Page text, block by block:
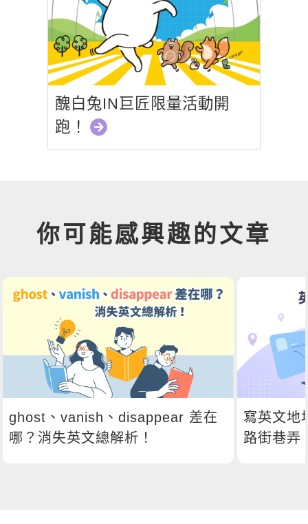
醜白兔IN巨匠限量活動開
跑！
你可能感興趣的文章
ghost、vanish、disappear 差在
哪？消失英文總解析！
寫英文地
路街巷弄